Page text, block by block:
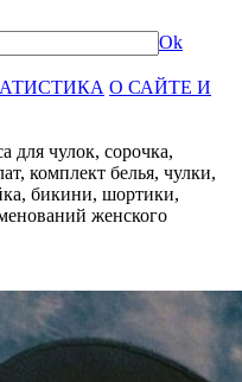
Ok
О САЙТЕ И
для чулок, сорочка,
комплект белья, чулки,
бикини, шортики,
женского